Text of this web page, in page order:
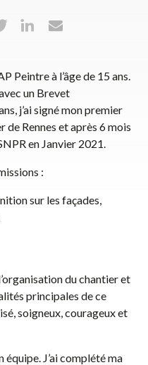
Peintre à l’âge de 15 ans.
un Brevet
j’ai signé mon premier
de Rennes et après 6 mois
en Janvier 2021.
:
sur les façades,
du chantier et
principales de ce
soigneux, courageux et
équipe. J’ai complété ma